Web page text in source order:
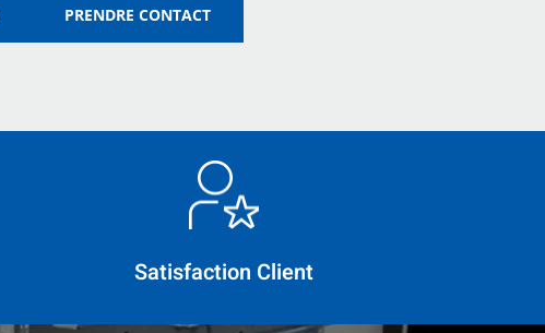
PRENDRE CONTACT
Satisfaction Client